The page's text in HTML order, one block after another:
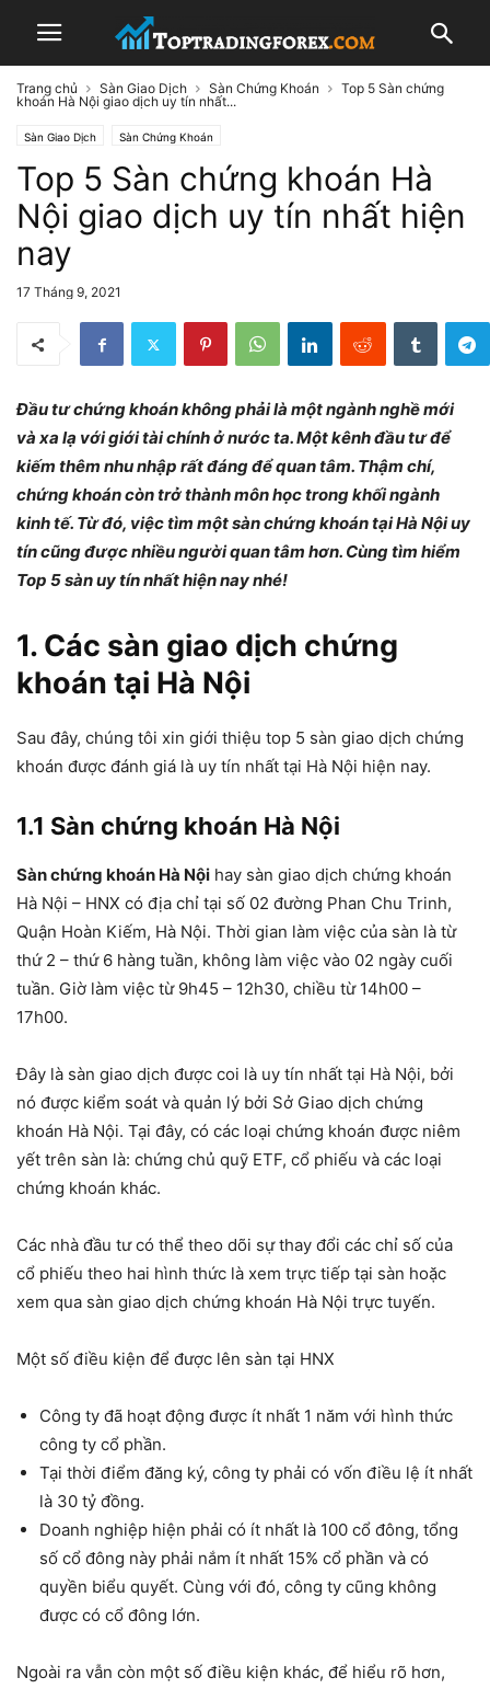
Trang chủ Sàn Giao Dịch Sàn Chứng Khoán
Top 5 Sàn chứng
khoán Hà Nội giao dịch uy tín nhất...
Sàn Giao Dịch Sàn Chứng Khoán
Top 5 Sàn chứng khoán Hà
Nội giao dịch uy tín nhất hiện
nay
17 Tháng 9, 2021
Đầu tư chứng khoán không phải là một ngành nghề mới
và xa lạ với giới tài chính ở nước ta. Một kênh đầu tư để
kiếm thêm nhu nhập rất đáng để quan tâm. Thậm chí,
chứng khoán còn trở thành môn học trong khối ngành
kinh tế. Từ đó, việc tìm một sàn chứng khoán tại Hà Nội uy
tín cũng được nhiều người quan tâm hơn. Cùng tìm hiểm
Top 5 sàn uy tín nhất hiện nay nhé!
1. Các sàn giao dịch chứng
khoán tại Hà Nội
Sau đây, chúng tôi xin giới thiệu top 5 sàn giao dịch chứng
khoán được đánh giá là uy tín nhất tại Hà Nội hiện nay.
1.1 Sàn chứng khoán Hà Nội
Sàn chứng khoán Hà Nội hay sàn giao dịch chứng khoán
Hà Nội – HNX có địa chỉ tại số 02 đường Phan Chu Trinh,
Quận Hoàn Kiếm, Hà Nội. Thời gian làm việc của sàn là từ
thứ 2 – thứ 6 hàng tuần, không làm việc vào 02 ngày cuối
tuần. Giờ làm việc từ 9h45 – 12h30, chiều từ 14h00 –
17h00.
Đây là sàn giao dịch được coi là uy tín nhất tại Hà Nội, bởi
nó được kiểm soát và quản lý bởi Sở Giao dịch chứng
khoán Hà Nội. Tại đây, có các loại chứng khoán được niêm
yết trên sàn là: chứng chủ quỹ ETF, cổ phiếu và các loại
chứng khoán khác.
Các nhà đầu tư có thể theo dõi sự thay đổi các chỉ số của
cổ phiếu theo hai hình thức là xem trực tiếp tại sàn hoặc
xem qua sàn giao dịch chứng khoán Hà Nội trực tuyến.
Một số điều kiện để được lên sàn tại HNX
Công ty đã hoạt động được ít nhất 1 năm với hình thức
công ty cổ phần.
Tại thời điểm đăng ký, công ty phải có vốn điều lệ ít nhất
là 30 tỷ đồng.
Doanh nghiệp hiện phải có ít nhất là 100 cổ đông, tổng
số cổ đông này phải nắm ít nhất 15% cổ phần và có
quyền biểu quyết. Cùng với đó, công ty cũng không
được có cổ đông lớn.
Ngoài ra vẫn còn một số điều kiện khác, để hiểu rõ hơn,